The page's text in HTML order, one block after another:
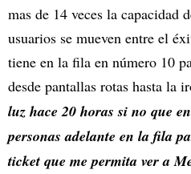
mas de 14 veces la capacidad
usuarios se mueven entre el
tiene en la fila en número 10
desde pantallas rotas hasta la
luz hace 20 horas si no que
personas adelante en la fila
ticket que me permita ver a